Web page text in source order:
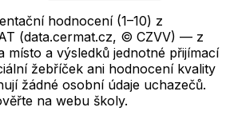
hodnocení (1–10) z
(data.cermat.cz, © CZVV) — z
místo a výsledků jednotné přijímací
žebříček ani hodnocení kvality
žádné osobní údaje uchazečů.
na webu školy.